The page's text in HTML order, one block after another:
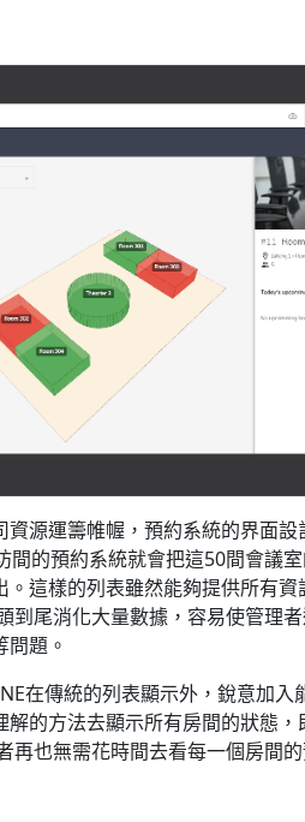
資源運籌帷幄，預約系統的界面
間的預約系統就會把這50間會議
。這樣的列表雖然能夠提供所有
到尾消化大量數據，容易使管理
題。
在傳統的列表顯示外，銳意加入
解的方法去顯示所有房間的狀態
再也無需花時間去看每一個房間的